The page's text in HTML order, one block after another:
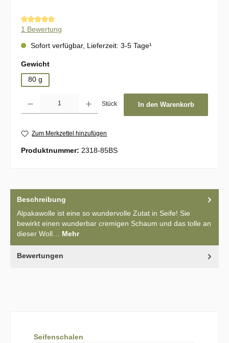
Durchschnittliche Bewertung von 5 von 5 Sternen
1 Bewertung
Sofort verfügbar, Lieferzeit: 3-5 Tage¹
Gewichtauswählen
80 g
Stück In den Warenkorb
Zum Merkzettel hinzufügen
Produktnummer: 2318-85BS
Beschreibung
Alpakawolle ist eine so wundervolle Zutat in Seife! Sie
bewirkt einen wunderbar cremigen Schaum und das tolle an
dieser Woll… Mehr
Bewertungen
Produktgalerie überspringen
Seifenschalen